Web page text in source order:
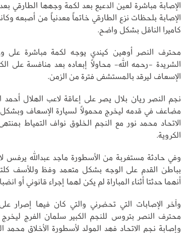
الإصابة مباشرة لعين الدعيع بعد لكمة وجهها الطارقي
الإصابة بلحظات نزع الطارقي خاتماً معدنياً من أصبعه
كاميرا الناقل بشكل واضح.
محترف النصر أوهين كيندي يوجه لكمة مباشرة على
الشريدة -رحمه الله- محاولاً إبعاده بعد منافسة على
الإسعاف ليرقد بالمستشفى فترة من الزمن.
نجم النصر ريان بلال يصر على إعاقة لاعب الهلال أحمد
مضاعف في قدمه ليخرج محمولاً لسيارة الإسعاف
الاتحاد محمد نور مع النجم الخلوق نواف التمياط
الكروية.
وفي حادثة مستغربة من الأسطورة ماجد عبدالله يرفس
بباطن القدم على الوجه بشكل متعمد وفظ وللأسف
أنهما حدثتا أثناء المباراة لم يكن لهما إجراء قانوني أو
وآخر الإصابات التي تحضرني والتي كان فيها إصرار
محترف النصر بتروس للنجم الكبير سلمان الفرج
وإصابة نجم الاتحاد فهد المولد لأسطورة الأخلاق